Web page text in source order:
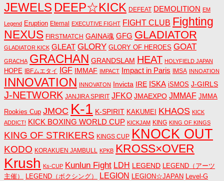
JEWELS DEEP☆KICK DEFEAT DEMOLITION EM
Legend Eruption Eternal EXECUTIVE FIGHT FIGHT CLUB Fighting
NEXUS FIRSTMATCH GAINA魂 GFG GLADIATOR
GLADIATOR KICK GLEAT GLORY GLORY OF HEROES GOAT
GRACHA GRACHAN GRANDSLAM HEAT HOLYFIELD JAPAN
HOPE IBFムエタイ IGF IMMAF IMPACT Impact in Paris IMSA INNOATION
INNOVATION INNOVATON Invicta IRE ISKA iSMOS J-GIRLS
J-NETWORK JANJIRA SPIRIT JFKO JMAEXPO JMMAF JMMA
Rookies Cup JMOC K-1 K-SPIRIT KAKUMEI KHAOS KICK
ADDICT! KICK BOXING WORLD CUP KICKJAM KING KING OF KINGS
KING OF STRIKERS KINGS CUP KNOCK OUT
KODO KORAKUEN JAMBULL KPKB KROSS×OVER
Krush Ks-CUP Kunlun Fight LDH LEGEND LEGEND（アーツ
主催）
LEGEND（ボクシング） LEGION LEGION☆JAPAN Level-G